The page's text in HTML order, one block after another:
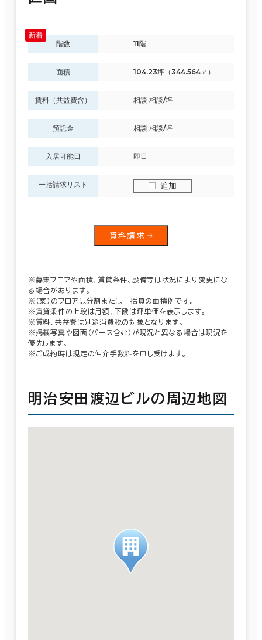
階数 11階
面積 104.23坪（344.564㎡）
賃料（共益費含） 相談 相談/坪
預託金 相談 相談/坪
入居可能日 即日
一括請求リスト 追加
資料請求
※募集フロアや面積、賃貸条件、設備等は状況により変更にな
る場合があります。
※（案）のフロアは分割または一括貸の面積例です。
※賃貸条件の上段は月額、下段は坪単価を表示します。
※賃料、共益費は別途消費税の対象となります。
※掲載写真や図面（パース含む）が現況と異なる場合は現況を
優先します。
※ご成約時は規定の仲介手数料を申し受けます。
明治安田渡辺ビルの周辺地図